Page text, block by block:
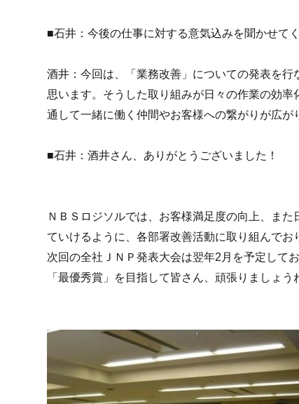
■石井：今後の仕事に対する意気込みを聞かせてく
酒井：今回は、「業務改善」についての発表を
思います。そうした取り組みが日々の作業の効
通して一緒に働く仲間やお客様への繋がりが広が
■石井：酒井さん、ありがとうございました！
ＮＢＳロジソルでは、お客様満足度の向上、ま
ていけるように、各部署改善活動に取り組んでお
次回の全社ＪＮＰ発表大会は翌年2月を予定してお
「最優秀賞」を目指して皆さん、頑張りましょう